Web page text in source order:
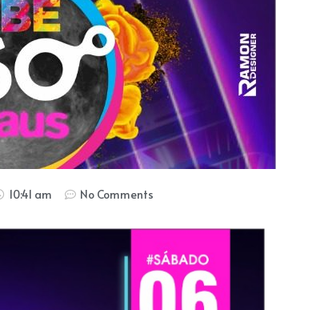
10:41 am No Comments